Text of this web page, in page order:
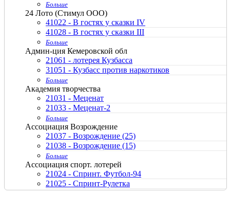
Больше
24 Лото (Стимул ООО)
41022 - В гостях у сказки IV
41028 - В гостях у сказки III
Больше
Админ-ция Кемеровской обл
21061 - лотерея Кузбасса
31051 - Кузбасс против наркотиков
Больше
Академия творчества
21031 - Меценат
21033 - Меценат-2
Больше
Ассоциация Возрождение
21037 - Возрождение (25)
21038 - Возрождение (15)
Больше
Ассоциация спорт. лотерей
21024 - Спринт. Футбол-94
21025 - Спринт-Рулетка
21026 - Спринт-Рулетка